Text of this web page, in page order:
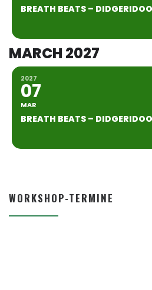
BREATH BEATS –
MARCH 2027
2027
07
MAR
BREATH BEATS –
WORKSHOP-TERMINE